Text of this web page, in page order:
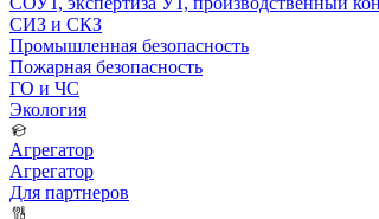
СИЗ и СКЗ
Промышленная безопасность
Пожарная безопасность
ГО и ЧС
Экология
Агрегатор
Агрегатор
Для партнеров